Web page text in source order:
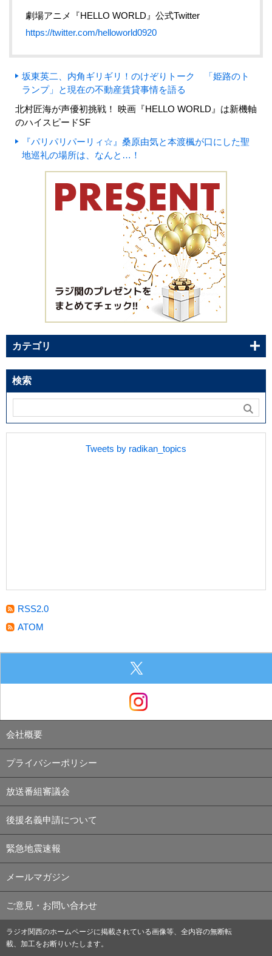
劇場アニメ『HELLO WORLD 』公式Twitter
https://twitter.com/helloworld0920
坂東英二、内角ギリギリ！のけぞりトーク 「姫路のト
ランプ」と現在の不動産賃貸事情を語る
北村匠海が声優初挑戦！ 映画『HELLO WORLD』は新機軸
のハイスピードSF
『パリパリパーリィ☆』桑原由気と本渡楓が口にした聖
地巡礼の場所は、なんと…！
カテゴリ
検索
Tweets by radikan_topics
RSS2.0
ATOM
会社概要
プライバシーポリシー
放送番組審議会
後援名義申請について
緊急地震速報
メールマガジン
ご意見・お問い合わせ
ラジオ関西のホームページに掲載されている画像等、全内容の無断転
載、加工をお断りいたします。